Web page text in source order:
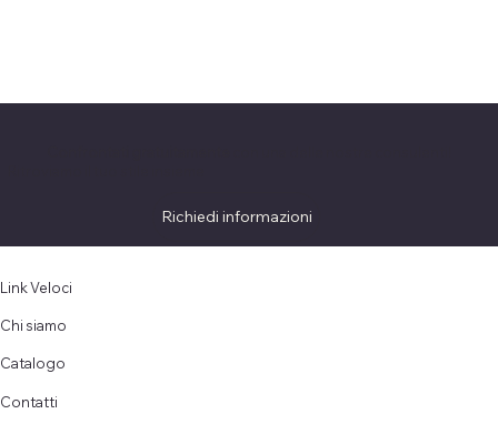
Richiedi informazioni
Link Veloci
Chi siamo
Catalogo
Contatti